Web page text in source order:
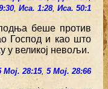
, Иса. 1:28, Иса. 50:1
беше против
Господ и као што
у великој невољи.
Мој. 28:15, 5 Мој. 28:66